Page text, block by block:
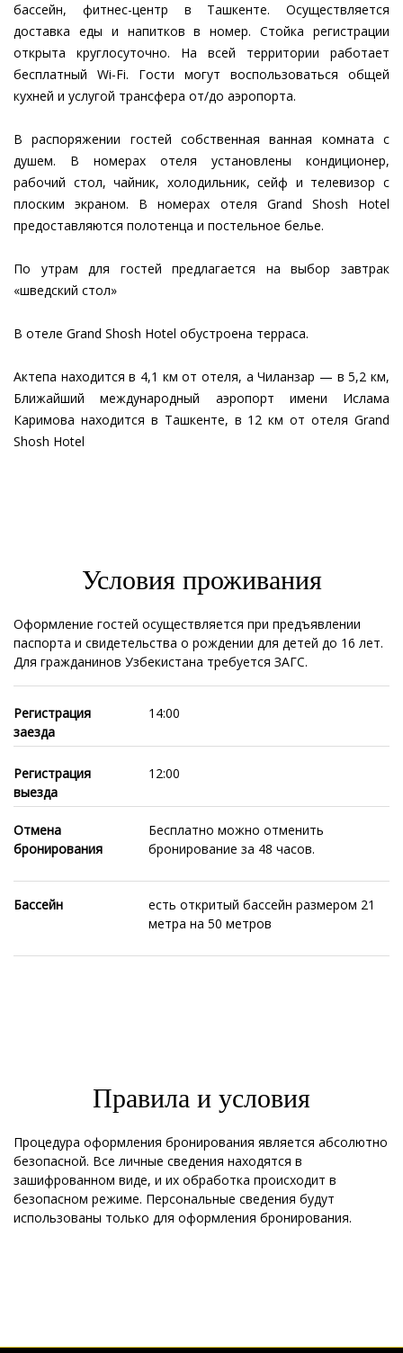
бассейн, фитнес-центр в Ташкенте. Осуществляется
доставка еды и напитков в номер. Стойка регистрации
открыта круглосуточно. На всей территории работает
бесплатный Wi-Fi. Гости могут воспользоваться общей
кухней и услугой трансфера от/до аэропорта.
В распоряжении гостей собственная ванная комната с
душем. В номерах отеля установлены кондиционер,
рабочий стол, чайник, холодильник, сейф и телевизор с
плоским экраном. В номерах отеля Grand Shosh Hotel
предоставляются полотенца и постельное белье.
По утрам для гостей предлагается на выбор завтрак
«шведский стол»
В отеле Grand Shosh Hotel обустроена терраса.
Актепа находится в 4,1 км от отеля, а Чиланзар — в 5,2 км,
Ближайший международный аэропорт имени Ислама
Каримова находится в Ташкенте, в 12 км от отеля Grand
Shosh Hotel
Условия проживания
Оформление гостей осуществляется при предъявлении
паспорта и свидетельства о рождении для детей до 16 лет.
Для гражданинов Узбекистана требуется ЗАГС.
Регистрация
заезда
14:00
Регистрация
выезда
12:00
Отмена
бронирования
Бесплатно можно отменить
бронирование за 48 часов.
Бассейн
есть откритый бассейн размером 21
метра на 50 метров
Правила и условия
Процедура оформления бронирования является абсолютно
безопасной. Все личные сведения находятся в
зашифрованном виде, и их обработка происходит в
безопасном режиме. Персональные сведения будут
использованы только для оформления бронирования.